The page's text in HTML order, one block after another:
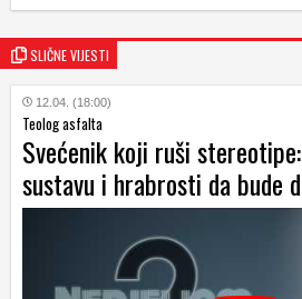
SLIČNE VIJESTI
12.04. (18:00)
Teolog asfalta
Svećenik koji ruši
sustavu i hrabrosti da bude